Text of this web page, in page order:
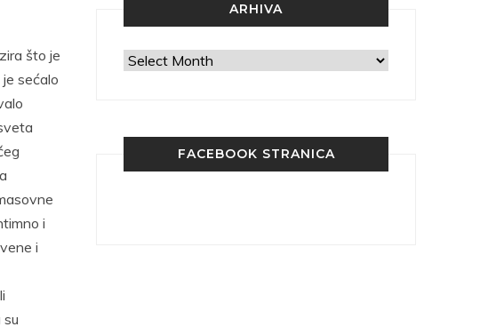
što je
sećalo
i
i
ARHIVA
Arhiva
FACEBOOK STRANICA